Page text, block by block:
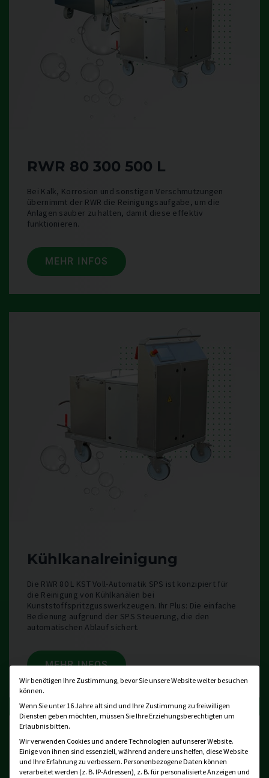
RWR 80 300 500 L
Bei Kalk, Korrosion und sonstigen Verschmutzungen
übernimmt der RWR die Reinigungsaufgabe, um die
Anlagen sauber zu halten, damit diese effektiv
funktionieren.
MEHR INFOS
Kühlkanalreinigung
Die RWR 80 L KST Voll-Automatik SPS ist konzipiert für
die Reinigung von Kühlkanälen bei
Kunststoffspritzgusswerkzeugen. Ihr Plus: Die einfache
Bedienung aufgrund der SPS Steuerung, die den
automatischen Ablauf sichert.
MEHR INFOS
Wir benötigen Ihre Zustimmung, bevor Sie unsere Website weiter besuchen
können.
Wenn Sie unter 16 Jahre alt sind und Ihre Zustimmung zu freiwilligen
Diensten geben möchten, müssen Sie Ihre Erziehungsberechtigten um
Erlaubnis bitten.
Wir verwenden Cookies und andere Technologien auf unserer Website.
Einige von ihnen sind essenziell, während andere uns helfen, diese Website
und Ihre Erfahrung zu verbessern. Personenbezogene Daten können
verarbeitet werden (z. B. IP-Adressen), z. B. für personalisierte Anzeigen und